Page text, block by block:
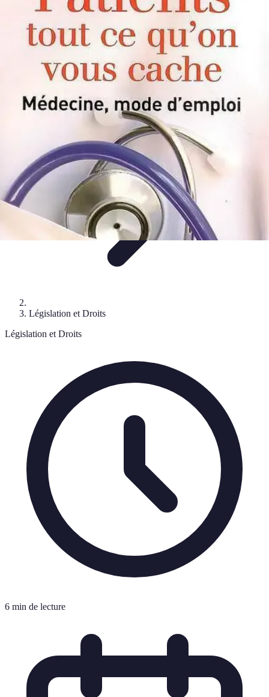
Infirmiers à Domicile
Pratiques et erreurs
Technologie et
InnovationCommunication et PratiquesCommunication
Infirmiers à Domicile
Législation et Droits
Législation et Droits
6 min de lecture